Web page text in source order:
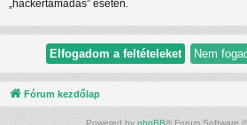
„hackertámadás” esetén.
Fórum kezdőlap
Powered by phpBB® Forum Software